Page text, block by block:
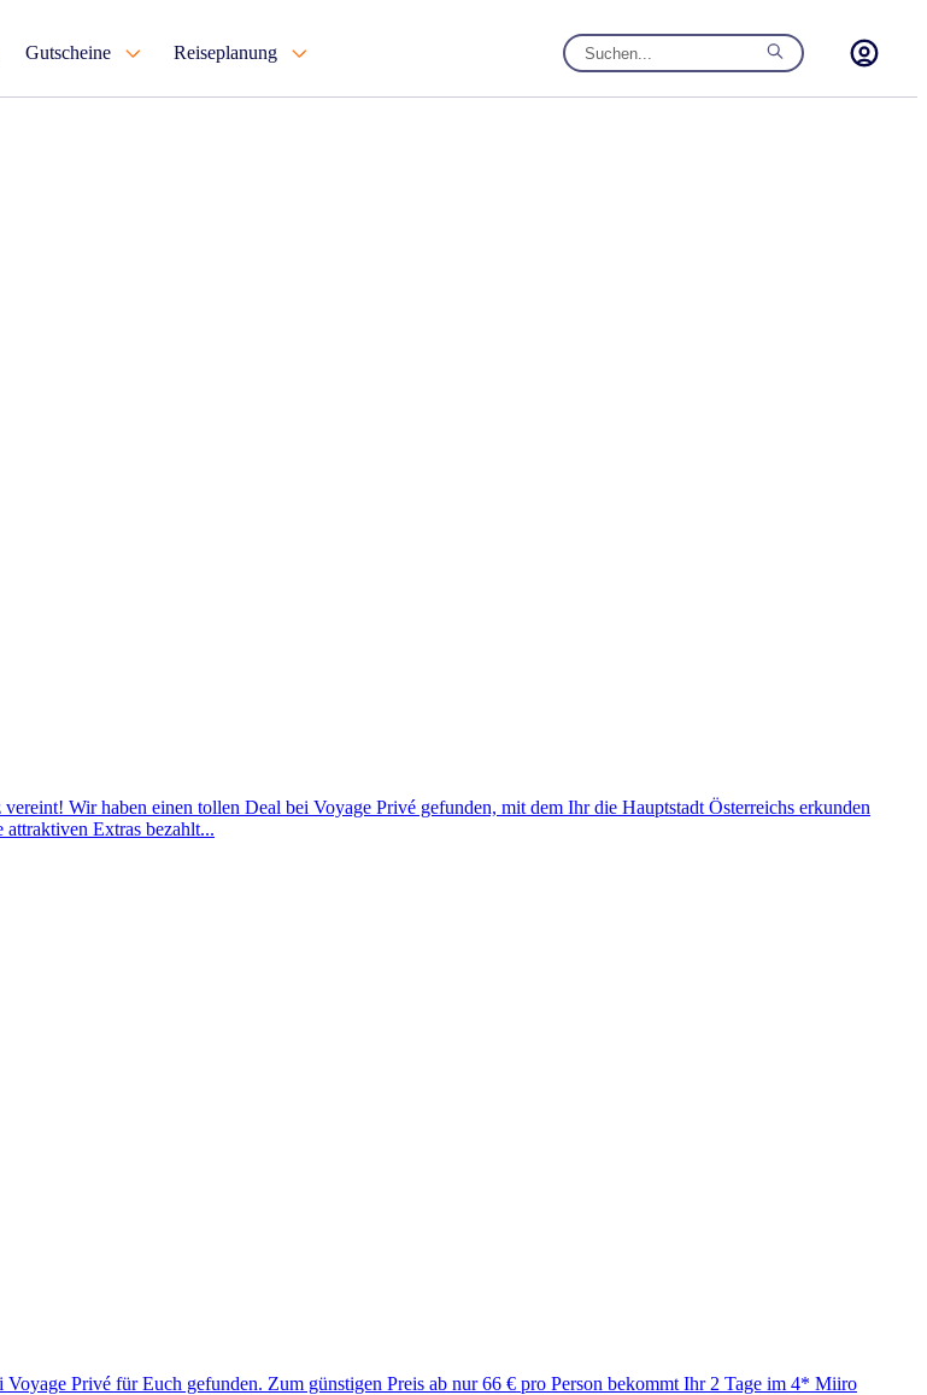
Gutscheine Reiseplanung
Wir haben einen tollen Deal bei Voyage Privé gefunden, mit dem Ihr die Hauptstadt Österreichs erkunden
Extras bezahlt...
Privé für Euch gefunden. Zum günstigen Preis ab nur 66 € pro Person bekommt Ihr 2 Tage im 4* Miiro